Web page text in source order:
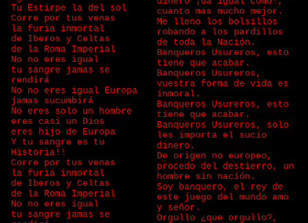
Tu Estirpe la del sol
Corre por tus venas
la furia inmortal
de Iberos y Celtas
de la Roma Imperial
No no eres igual
tu sangre jamas se
rendirá
No no eres igual Europa
jamas sucumbirá
No eres solo un hombre
eres casi un Dios
eres hijo de Europa
Y tu sangre es tu
Historia!!
Corre por tus venas
la furia inmortal
de Iberos y Celtas
de la Roma Imperial
No no eres igual
tu sangre jamas se
cuanto mas mucho mejor.
Me lleno los bolsillos
robando a los pardillos
de toda la Nación.
Banqueros Usureros, esto
tiene que acabar.
Banqueros Usureros,
vuestra forma de vida es
inmoral.
Banqueros Usureros, esto
tiene que acabar.
Banqueros Usureros, solo
les importa el sucio
dinero.
De origen no europeo,
procedo del destierro, un
hombre sin nación.
Soy banquero, el rey de
este juego del mundo amo
y señor.
Orgullo ¿que orgullo?,